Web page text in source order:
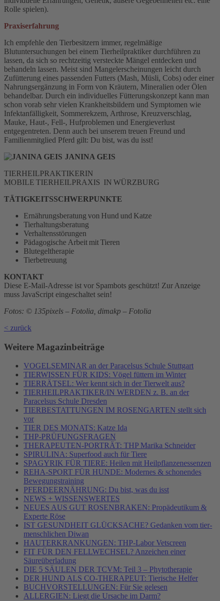
Rolle spielen).
Praxiserfahrung
Ich empfehle den Tierbesitzern immer, regelmäßige
Blutuntersuchungen bei einem Tierheilpraktiker durchführen zu
lassen, da sich so rechtzeitig versteckte Mängel entdecken und
behandeln lassen. Meist sind Mangelerscheinungen leicht durch
Zufütterung eines passenden Futters (Mash, Müsli, Cobs) oder einer
Nahrungsergänzung in Form von Kräutern, Mineralien oder Ölen
behandelbar. Durch ein individuelles Fütterungskonzept kann man
schon vorab sehr vielen Krankheitsbildern und Symptomen wie
Infektanfälligkeit, Sommerekzem, Arthrose, Kreuzverschlag,
Mauke, Haut-, Fell-, Hufproblemen und Energieverlust
entgegentreten. Denn auch bei unserem treuen Freund und
Familienmitglied Pferd gilt: Du bist, was du isst!
JANINA GEIS
TIERHEILPRAKTIKERIN
MOBILE TIERHEILPRAXIS IN WÜRZBURG
TÄTIGKEITSSCHWERPUNKTE
Ernährungsberatung von Hund und Katze
Tierhaltungsberatung
Verhaltensstörungen
Pädagogische Arbeit mit Tieren
Blutegeltherapie
Tierbetreuung
KONTAKT
Diese E-Mail-Adresse ist vor Spambots geschützt! Zur Anzeige
muss JavaScript eingeschaltet sein!
Fotos: © 135pixels – Fotolia, dimakp – Fotolia
< zurück
Weitere Magazinbeiträge
VOGELSEMINAR an der Paracelsus Schule Stuttgart
TIERWISSEN FÜR KIDS: Vögel füttern im Winter
TIERRÄTSEL: Wer kennt sich in der Tierwelt aus?
TIERHEILPRAKTIKER/IN WERDEN z. B. an der
Paracelsus Schule Dresden
TIERBESTATTUNGEN IM ROSENGARTEN stellt sich
vor
TIER DES MONATS: Katze Ida
THP-PRÜFUNGSFRAGEN
THERAPEUTEN-PORTRÄT: THP Marika Schneider
SPIRULINA: Superfood auch für Tiere
SPAGYRIK FÜR TIERE: Heilen mit Heilpflanzenessenzen
REHA-SPORT FÜR HUNDE: Modernes & schonendes
Bewegungstraining
PFERDEERNÄHRUNG: Du bist, was du isst
NEWS + WISSENSWERTES
NEUES AUS GUT ROSENBRAKEN: Propädeutikum &
Experte Röse
IST GESUNDHEIT GLÜCKSACHE? Gedanken vom tier-
menschlichen Diwan
HAUTERKRANKUNGEN: THP-Labor Vetscreen
FIT FÜR DEN FELLWECHSEL? Anzeichen einer
Säureüberladung
DIE 5 SÄULEN DER TCVM: Teil 3 – Phytotherapie
DER HUND ALS CO-THERAPEUT: Tierische Helfer
BUCHVORSTELLUNGEN: Für Sie gelesen
ALLERGIEN: Liegt die Ursache im Darm?